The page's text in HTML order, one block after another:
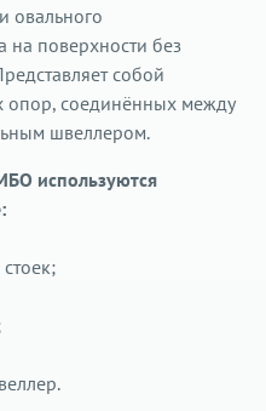
овального
на поверхности без
собой
опор, соединённых между
швеллером.
используются